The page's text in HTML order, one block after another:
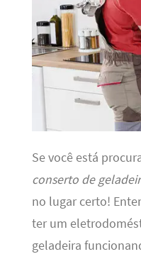
Se você está
conserto de
no lugar certo!
ter um
geladeira